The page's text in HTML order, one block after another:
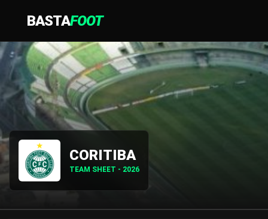
BASTAFOOT
CORITIBA
TEAM SHEET - 2026